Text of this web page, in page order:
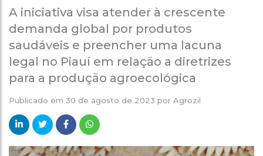
A iniciativa visa atender à crescente
demanda global por produtos
saudáveis e preencher uma lacuna
legal no Piauí em relação a diretrizes
para a produção agroecológica
Publicado em 30 de agosto de 2023 por Agrozil